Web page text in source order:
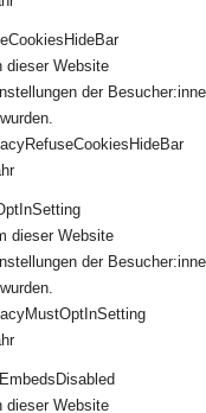
dieser Website
der
dieser Website
der
dieser Website